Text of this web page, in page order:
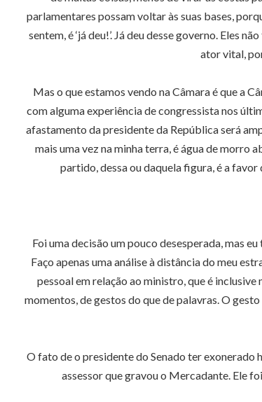
parlamentares possam voltar às suas bases,
sentem, é ‘já deu!’. Já deu desse governo. Eles
ator vital,
Mas o que estamos vendo na Câmara é que a
com alguma experiência de congressista nos
afastamento da presidente da República será
mais uma vez na minha terra, é água de morro
partido, dessa ou daquela figura, é a
Foi uma decisão um pouco desesperada, mas
Faço apenas uma análise à distância do meu
pessoal em relação ao ministro, que é
momentos, de gestos do que de palavras. O
O fato de o presidente do Senado ter exonerado
assessor que gravou o Mercadante. Ele